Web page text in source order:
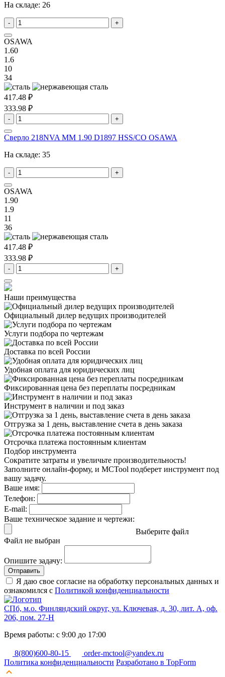
На складе: 26
- +
OSAWA
1.60
1.6
10
34
417.48 ₽
333.98 ₽
- +
Сверло 218NVA MM 1.90 D1897 HSS/CO OSAWA
На складе: 35
- +
OSAWA
1.90
1.9
11
36
417.48 ₽
333.98 ₽
- +
Наши преимущества
Официальный дилер ведущих производителей
Услуги подбора по чертежам
Доставка по всей России
Удобная оплата для юридических лиц
Фиксированная цена без переплаты посредникам
Инструмент в наличии и под заказ
Отгрузка за 1 день, выставление счета в день заказа
Отсрочка платежа постоянным клиентам
Подбор инструмента
Сократите затраты и увеличьте производительность!
Заполните онлайн-форму, и MCTool подберет инструмент под
вашу задачу.
Ваше имя:
Телефон:
E-mail:
Ваше техническое задание и чертежи:
Выберите файл
Файл не выбран
Опишите задачу:
Отправить
Я даю свое согласие на обработку персональных данных и
ознакомился с Политикой конфиденциальности
СПб, м.о. Финляндский округ, ул. Ключевая, д. 30, лит. А, оф.
206, пом. 27-Н
Время работы: с 9:00 до 17:00
8(800)600-80-15
order-mctool@yandex.ru
Политика конфиденциальности Разработано в TopForm